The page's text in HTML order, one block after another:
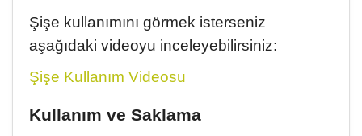
Şişe kullanımını görmek isterseniz
aşağıdaki videoyu inceleyebilirsiniz:
Şişe Kullanım Videosu
Kullanım ve Saklama